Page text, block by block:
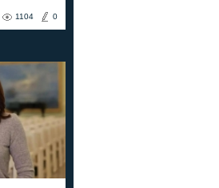
0
1104